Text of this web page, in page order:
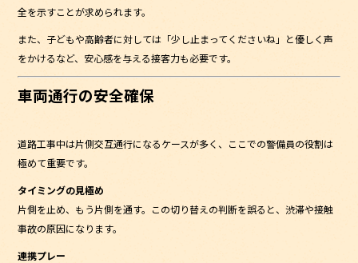
全を示すことが求められます。
また、子どもや高齢者に対しては「少し止まってくださいね」と優しく声
をかけるなど、安心感を与える接客力も必要です。
車両通行の安全確保
道路工事中は片側交互通行になるケースが多く、ここでの警備員の役割は
極めて重要です。
タイミングの見極め
片側を止め、もう片側を通す。この切り替えの判断を誤ると、渋滞や接触
事故の原因になります。
連携プレー